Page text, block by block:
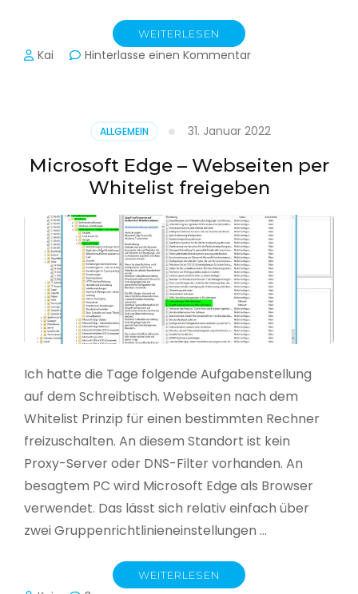
WEITERLESEN
Kai Hinterlasse einen Kommentarzu
(UPN)
im
Active
Directory
ALLGEMEIN 31. Januar 2022
Microsoft Edge – Webseiten per
Whitelist freigeben
Ich hatte die Tage folgende Aufgabenstellung
auf dem Schreibtisch. Webseiten nach dem
Whitelist Prinzip für einen bestimmten Rechner
freizuschalten. An diesem Standort ist kein
Proxy-Server oder DNS-Filter vorhanden. An
besagtem PC wird Microsoft Edge als Browser
verwendet. Das lässt sich relativ einfach über
zwei Gruppenrichtlinieneinstellungen …
WEITERLESEN